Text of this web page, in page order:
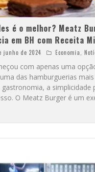
é o melhor? Meatz
em BH com Receita
junho de 2024 Economia
com apenas uma
das hamburguerias
a simplicidade
O Meatz Burger é um